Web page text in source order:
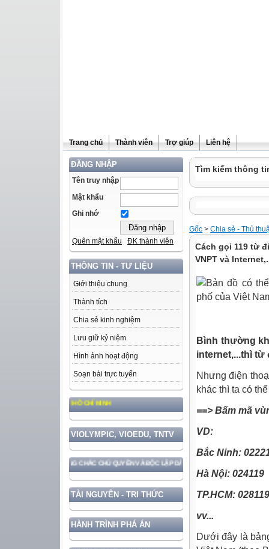
Trang chủ Thành viên Trợ giúp Liên hệ
ĐĂNG NHẬP
Tên truy nhập
Mật khẩu
Ghi nhớ
Quên mật khẩu ĐK thành viên
THÔNG TIN - TƯ LIỆU
Giới thiệu chung
Thành tích
Chia sẻ kinh nghiệm
Lưu giữ kỷ niệm
Hình ảnh hoạt động
Soạn bài trực tuyến
CÁCH HỒ CHÍ MINH
VIOLYMPIC, VIOEDU, TNTV
VỆ VỮNG CHẮC CHỦ QUYỀN VÀ ĐỘC LẬP DÂN TỘC!
TÀI NGUYÊN - TRI THỨC
HÀNH TRÌNH PHÁ ÁN
Tìm kiếm thông
Gốc > Chia sẻ - Thủ
Cách gọi 119 từ
VNPT và
Bình thường
internet,...thì từ
Nhưng điện
khác thì ta có
==> Bấm mã
VD:
Bắc Ninh:
Hà Nội: 024119
TP.HCM: 028119
vv...
Dưới đây là